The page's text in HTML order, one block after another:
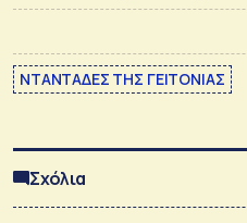
ΝΤΑΝΤΑΔΕΣ ΤΗΣ ΓΕΙΤΟΝΙΑΣ
Σχόλια